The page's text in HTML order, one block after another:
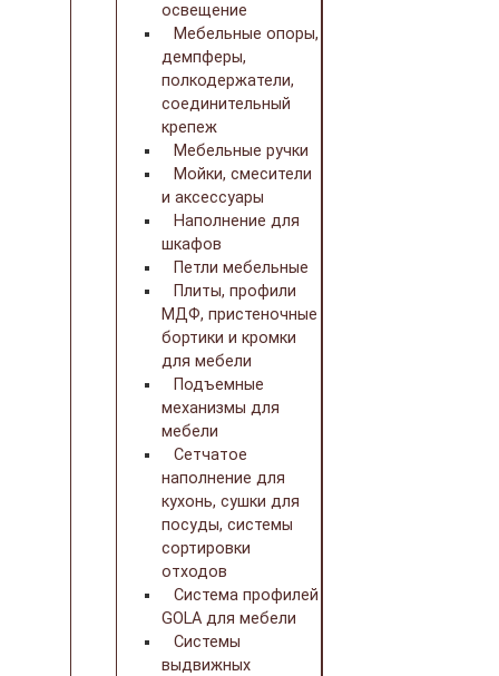
освещение
Мебельные опоры,
демпферы,
полкодержатели,
соединительный
крепеж
Мебельные ручки
Мойки, смесители
и аксессуары
Наполнение для
шкафов
Петли мебельные
Плиты, профили
МДФ, пристеночные
бортики и кромки
для мебели
Подъемные
механизмы для
мебели
Сетчатое
наполнение для
кухонь, сушки для
посуды, системы
сортировки
отходов
Система профилей
GOLA для мебели
Системы
выдвижных